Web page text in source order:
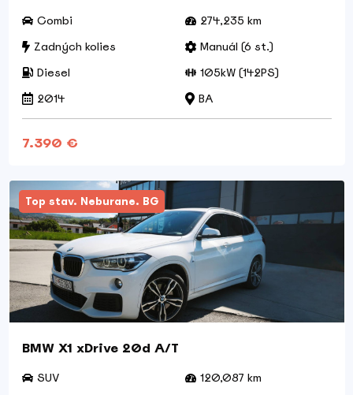
Combi
274,235 km
Zadných kolies
Manuál (6 st.)
Diesel
105kW (142PS)
2014
BA
7.390 €
Top stav. Neburane. BG
BMW X1 xDrive 20d A/T
SUV
120,087 km